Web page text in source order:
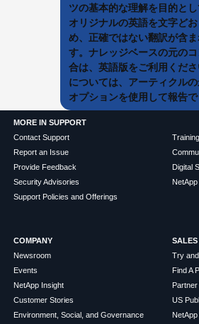
ツの基本的な理解を目的とし
オリジナルの英語を文字ど
め、正確ではない翻訳が含
す。ナレッジベースの元の
合は、英語版をご利用くだ
については、アーティクル
オプションを使用して報告で
MORE IN SUPPORT
Contact Support
Report an Issue
Provide Feedback
Security Advisories
Support Policies and Offerings
Training
Digital
COMPANY
Newsroom
Events
NetApp Insight
Customer Stories
Environment, Social, and Governance
SALES
Try
Find A
US